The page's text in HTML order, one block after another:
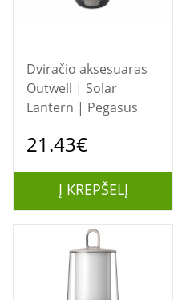
Dviračio aksesuaras
Outwell | Solar
Lantern | Pegasus
21.43€
Į KREPŠELĮ